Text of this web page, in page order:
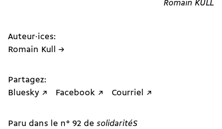
Romain KÜLL
Auteur·ices:
Romain Kull →
Partagez:
Bluesky ↗
Facebook ↗ Courriel ↗
Paru dans le n° 92 de solidaritéS